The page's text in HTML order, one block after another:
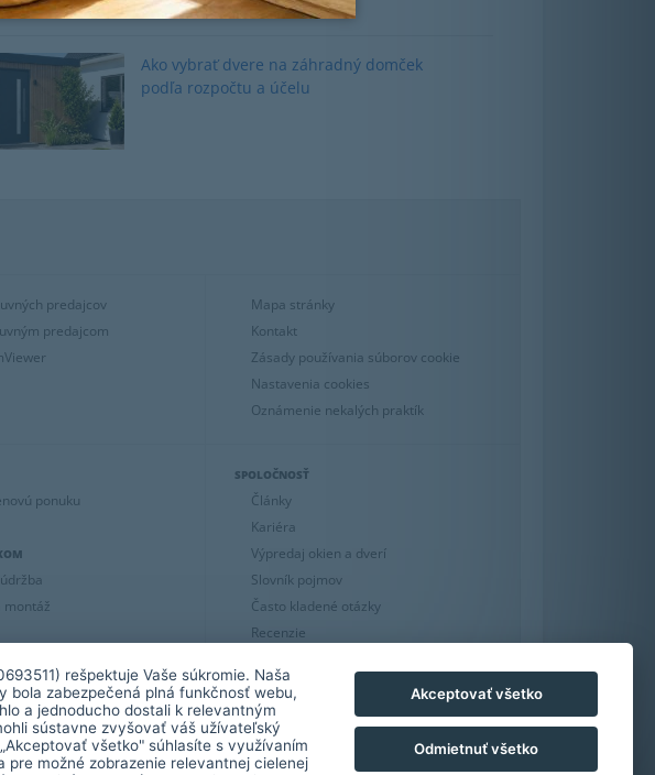
Ako vybrať dvere na záhradný domček
podľa rozpočtu a účelu
predajcov
predajcom
Mapa stránky
Kontakt
Zásady používania súborov cookie
Nastavenia cookies
Oznámenie nekalých praktík
ponuku
montáž
SPOLOČNOSŤ
Články
Kariéra
Výpredaj okien a dverí
Slovník pojmov
Často kladené otázky
Recenzie
rešpektuje Vaše súkromie. Naša
bola zabezpečená plná funkčnosť webu,
a jednoducho dostali k relevantným
sústavne zvyšovať váš užívateľský
všetko" súhlasíte s využívaním
pre možné zobrazenie relevantnej cielenej
Akceptovať všetko
Odmietnuť všetko